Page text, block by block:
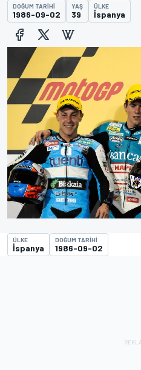
DOĞUM TARIHI
1986-09-02
YAŞ
39
ÜLKE
İspanya
ÜLKE
İspanya
DOĞUM TARIHI
1986-09-02